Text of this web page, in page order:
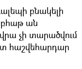
բնակելի
ան
չի տարածվում
հաշվեհարդար